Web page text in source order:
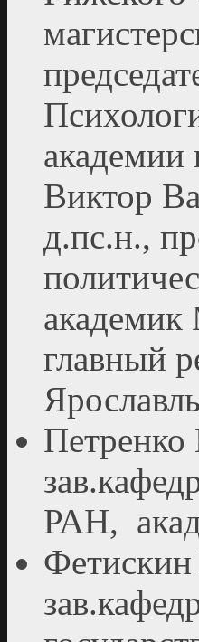
академии
Виктор
д.пс.н.,
главный
РАН,